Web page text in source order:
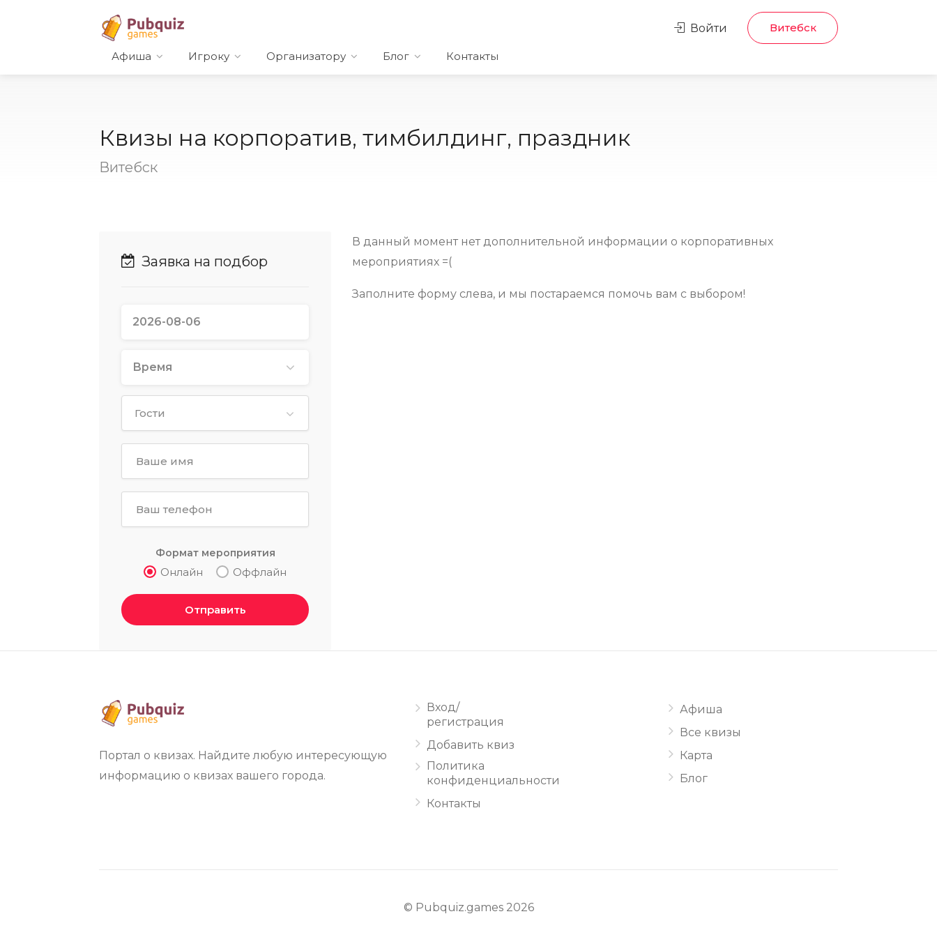
Афиша Игроку Организатору Блог Контакты
Войти Витебск
Квизы на корпоратив, тимбилдинг, праздник
Витебск
Заявка на подбор
Время
Гости
Формат мероприятия
Онлайн Оффлайн
Отправить
В данный момент нет дополнительной информации о корпоративных
мероприятиях =(
Заполните форму слева, и мы постараемся помочь вам с выбором!
Портал о квизах. Найдите любую интересующую
информацию о квизах вашего города.
Вход/
регистрация
Добавить квиз
Политика
конфиденциальности
Контакты
Афиша
Все квизы
Карта
Блог
© Pubquiz.games 2026